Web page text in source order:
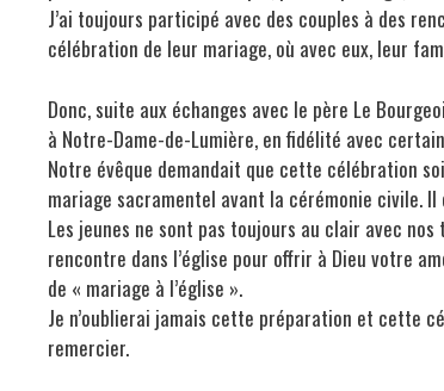
J’ai toujours participé avec des couples à des
célébration de leur mariage, où avec eux, leur
Donc, suite aux échanges avec le père Le
à Notre-Dame-de-Lumière, en fidélité avec
Notre évêque demandait que cette célébration
mariage sacramentel avant la cérémonie civile.
Les jeunes ne sont pas toujours au clair avec
rencontre dans l’église pour offrir à Dieu votre
de « mariage à l’église ».
Je n’oublierai jamais cette préparation et cette
remercier.